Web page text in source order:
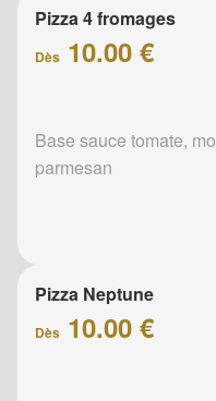
Pizza 4 fromages
Dès 10.00 €
Base sauce tomate,
parmesan
Pizza Neptune
Dès 10.00 €